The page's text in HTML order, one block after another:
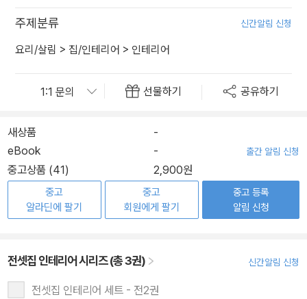
주제분류 신간알림 신청
요리/살림 > 집/인테리어 > 인테리어
선물하기 공유하기
새상품
-
eBook
- 출간 알림 신청
중고상품 (41) 2,900원
중고
알라딘에 팔기
중고
회원에게 팔기
중고 등록
알림 신청
전셋집 인테리어 시리즈 (총 3권) 신간알림 신청
전셋집 인테리어 세트 - 전2권